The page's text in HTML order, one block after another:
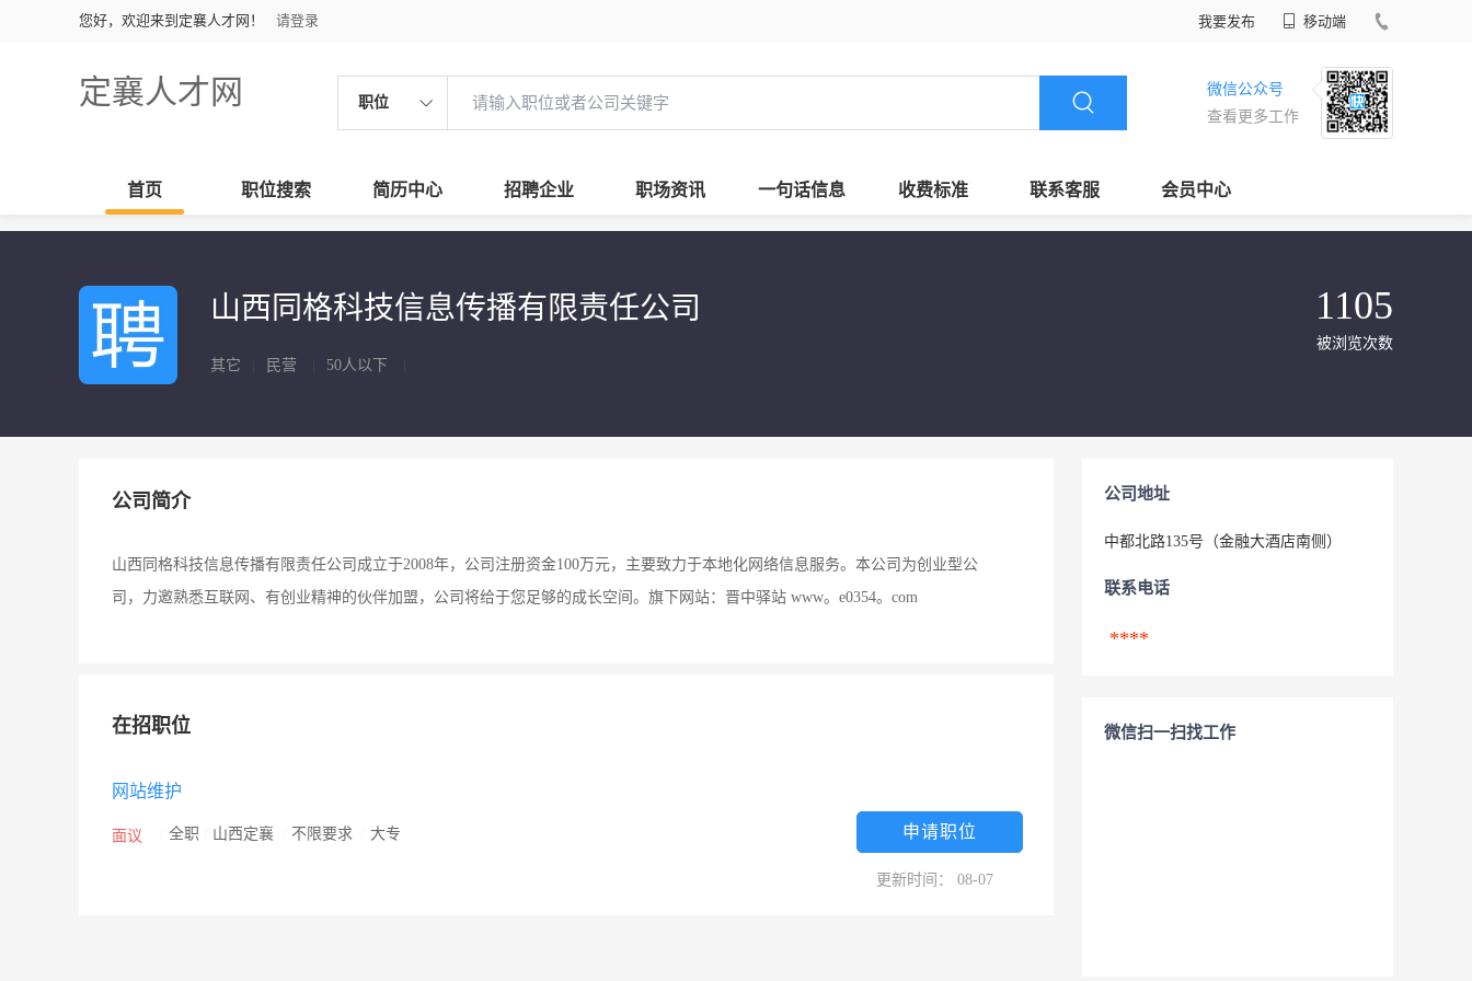
您好，欢迎来到定襄人才网！ 请登录 我要发布 移动端
定襄人才网 职位
微信公众号
查看更多工作
首页 职位搜索 简历中心 招聘企业 职场资讯 一句话信息 收费标准 联系客服 会员中心
山西同格科技信息传播有限责任公司
其它 民营 50人以下
1105
被浏览次数
公司简介
山西同格科技信息传播有限责任公司成立于2008年，公司注册资金100万元，主要致力于本地化网络信息服务。本公司为创业型公
司，力邀熟悉互联网、有创业精神的伙伴加盟，公司将给于您足够的成长空间。旗下网站：晋中驿站 www。e0354。com
在招职位
网站维护
面议 全职 山西定襄 不限要求 大专 申请职位
更新时间： 08-07
公司地址
中都北路135号（金融大酒店南侧）
联系电话
****
微信扫一扫找工作